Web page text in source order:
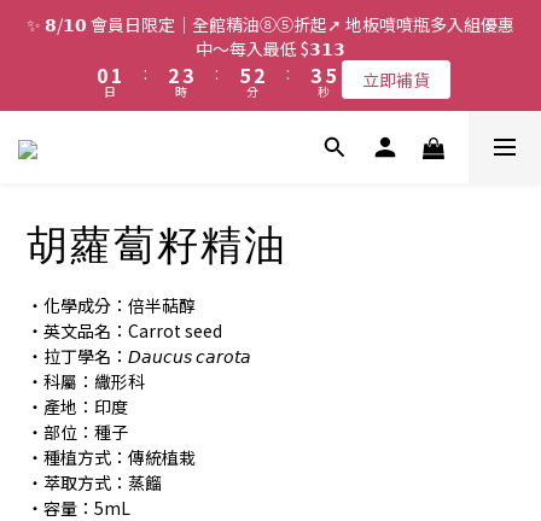
✨ 𝟴/𝟭𝟬 會員日限定｜全館精油⑧⑤折起➚ 地板噴噴瓶多入組優惠
中～每入最低 $𝟯𝟭𝟯
2
0
3
1
0
日
:
4
2
1
5
3
2
時
:
7
6
5
4
4
3
2
1
分
:
5
4
3
2
7
6
5
4
2
秒 立即補貨
胡蘿蔔籽精油
・化學成分：倍半萜醇
・英文品名：Carrot seed
・拉丁學名：𝘋𝘢𝘶𝘤𝘶𝘴 𝘤𝘢𝘳𝘰𝘵𝘢
・科屬：繖形科
・產地：印度
・部位：種子
・種植方式：傳統植栽
・萃取方式：蒸餾
・容量：5mL